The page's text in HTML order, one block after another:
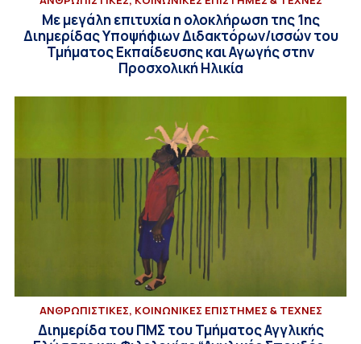
Με μεγάλη επιτυχία η ολοκλήρωση της 1ης
Διημερίδας Υποψήφιων Διδακτόρων/ισσών του
Τμήματος Εκπαίδευσης και Αγωγής στην
Προσχολική Ηλικία
ΑΝΘΡΩΠΙΣΤΙΚΕΣ, ΚΟΙΝΩΝΙΚΕΣ ΕΠΙΣΤΗΜΕΣ & ΤΕΧΝΕΣ
Διημερίδα του ΠΜΣ του Τμήματος Αγγλικής